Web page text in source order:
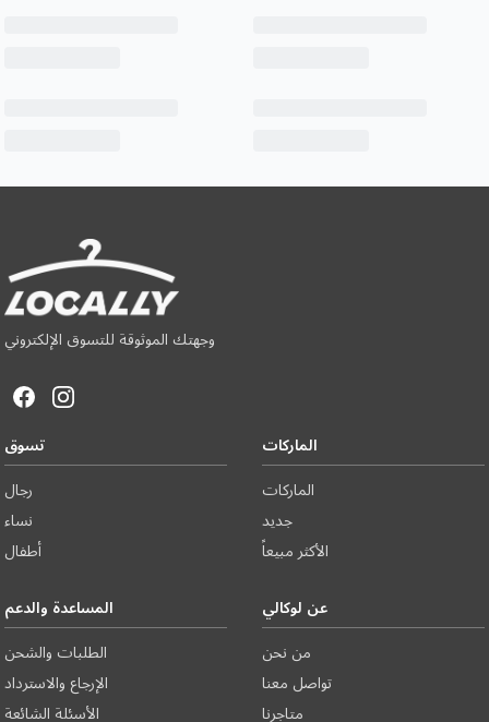
وجهتك الموثوقة للتسوق الإلكتروني
تسوق
رجال
نساء
أطفال
الماركات
الماركات
جديد
الأكثر مبيعاً
المساعدة والدعم
الطلبات والشحن
الإرجاع والاسترداد
الأسئلة الشائعة
عن لوكالي
من نحن
تواصل معنا
متاجرنا